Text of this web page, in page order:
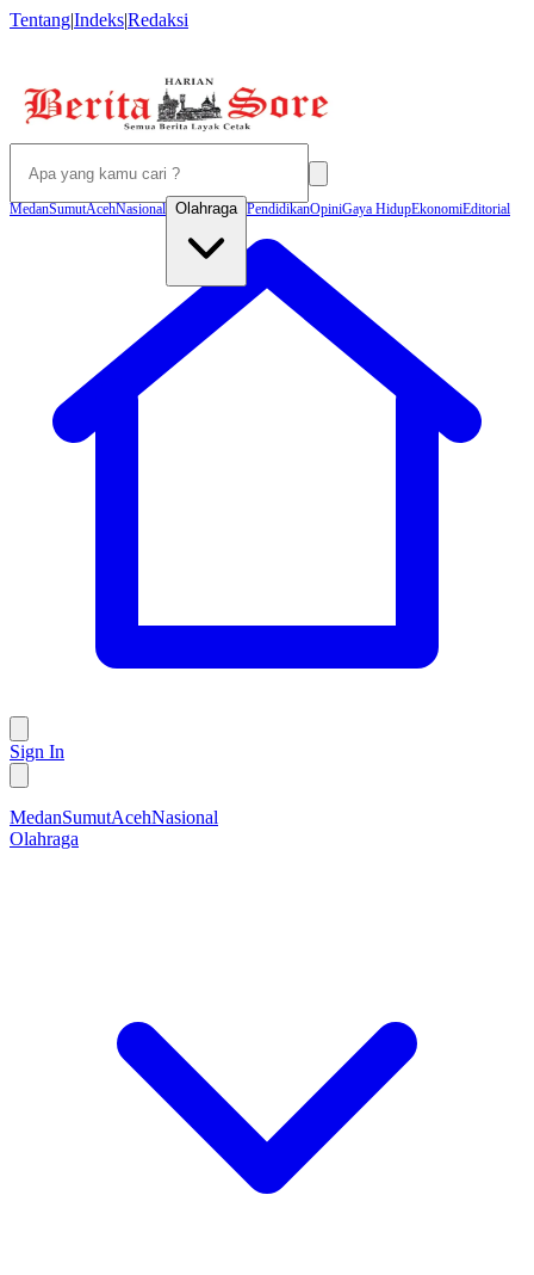
Tentang|Indeks|Redaksi
MedanSumutAcehNasional Olahraga PendidikanOpiniGaya HidupEkonomiEditorial
Sign In
MedanSumutAcehNasional
Olahraga